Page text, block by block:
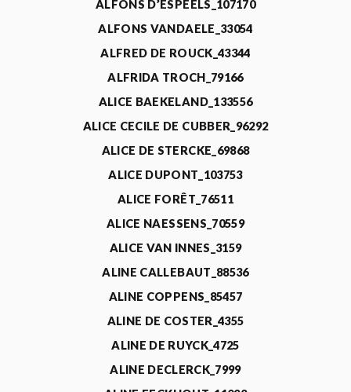
ALFONS D’ESPEELS_107170
ALFONS VANDAELE_33054
ALFRED DE ROUCK_43344
ALFRIDA TROCH_79166
ALICE BAEKELAND_133556
ALICE CECILE DE CUBBER_96292
ALICE DE STERCKE_69868
ALICE DUPONT_103753
ALICE FORÊT_76511
ALICE NAESSENS_70559
ALICE VAN INNES_3159
ALINE CALLEBAUT_88536
ALINE COPPENS_85457
ALINE DE COSTER_4355
ALINE DE RUYCK_4725
ALINE DECLERCK_7999